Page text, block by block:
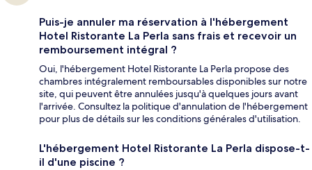
Puis-je annuler ma réservation à l'hébergement
Hotel Ristorante La Perla sans frais et recevoir un
remboursement intégral ?
Oui, l'hébergement Hotel Ristorante La Perla propose des
chambres intégralement remboursables disponibles sur notre
site, qui peuvent être annulées jusqu'à quelques jours avant
l'arrivée. Consultez la politique d'annulation de l'hébergement
pour plus de détails sur les conditions générales d'utilisation.
L'hébergement Hotel Ristorante La Perla dispose-t-
il d'une piscine ?